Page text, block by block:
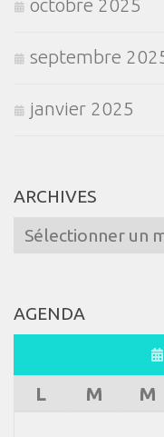
octobre 2025
septembre
janvier 2025
ARCHIVES
Archives
AGENDA
L
M M